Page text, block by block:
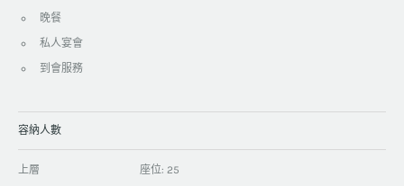
晚餐
私人宴會
到會服務
容納人數
上層 座位: 25